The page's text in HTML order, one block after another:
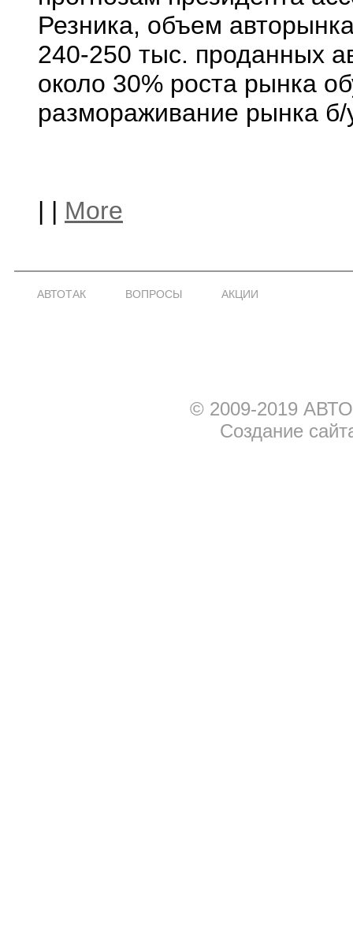
Резника, объем
240-250 тыс. проданных
около 30% роста рынка
размораживание рынка
| | More
АВТОТАК ВОПРОСЫ АКЦИИ
© 2009-2019
Создание